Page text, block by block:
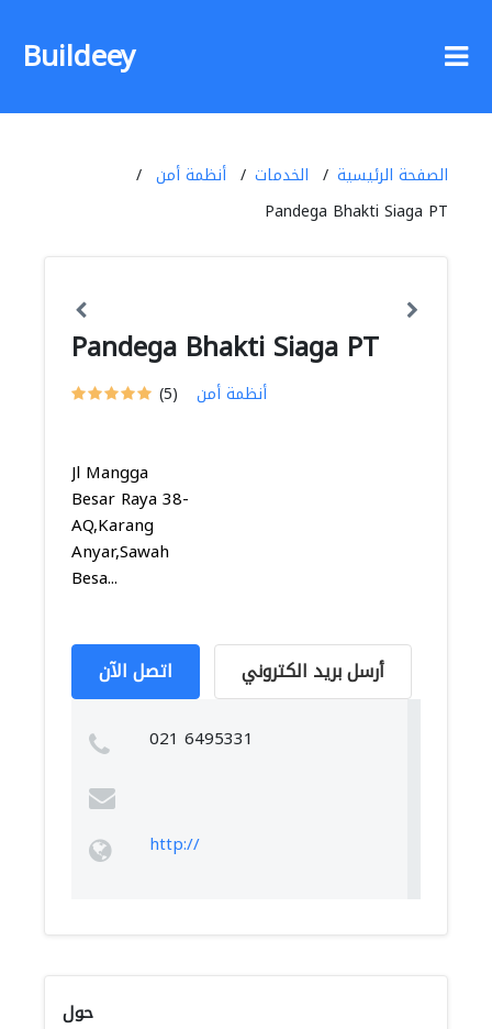
Buildeey
الصفحة الرئيسية الخدمات
أنظمة أمن
Pandega Bhakti Siaga PT
Pandega Bhakti Siaga PT
(5) أنظمة أمن
Jl Mangga
Besar Raya 38-
AQ,Karang
Anyar,Sawah
Besa...
اتصل الآن أرسل بريد الكتروني
021 6495331
http://
حول